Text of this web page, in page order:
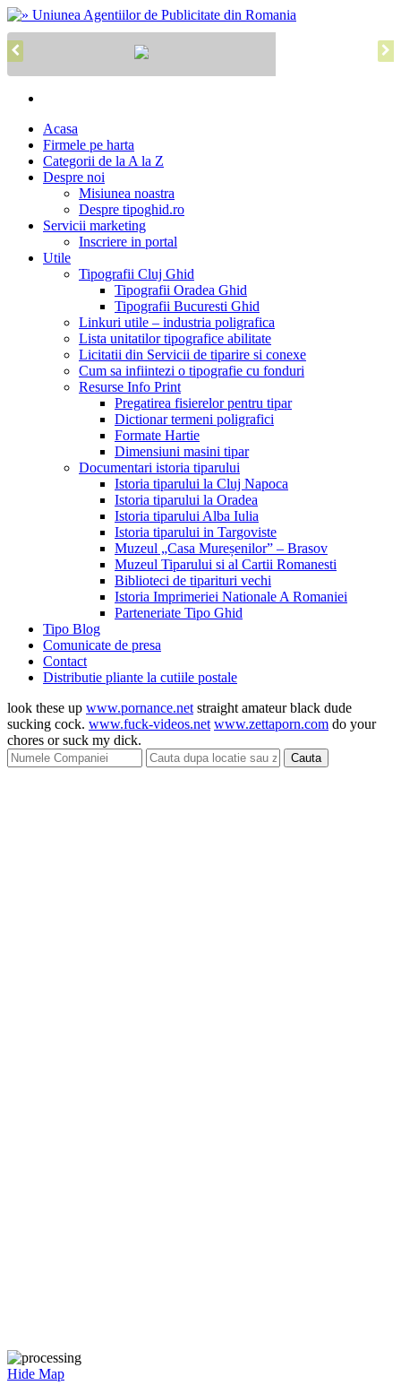
Acasa
Firmele pe harta
Categorii de la A la Z
Despre noi
Misiunea noastra
Despre tipoghid.ro
Servicii marketing
Inscriere in portal
Utile
Tipografii Cluj Ghid
Tipografii Oradea Ghid
Tipografii Bucuresti Ghid
Linkuri utile – industria poligrafica
Lista unitatilor tipografice abilitate
Licitatii din Servicii de tiparire si conexe
Cum sa infiintezi o tipografie cu fonduri
Resurse Info Print
Pregatirea fisierelor pentru tipar
Dictionar termeni poligrafici
Formate Hartie
Dimensiuni masini tipar
Documentari istoria tiparului
Istoria tiparului la Cluj Napoca
Istoria tiparului la Oradea
Istoria tiparului Alba Iulia
Istoria tiparului in Targoviste
Muzeul „Casa Mureșenilor” – Brasov
Muzeul Tiparului si al Cartii Romanesti
Biblioteci de tiparituri vechi
Istoria Imprimeriei Nationale A Romaniei
Parteneriate Tipo Ghid
Tipo Blog
Comunicate de presa
Contact
Distributie pliante la cutiile postale
look these up www.pornance.net straight amateur black dude
sucking cock. www.fuck-videos.net www.zettaporn.com do your
chores or suck my dick.
Hide Map